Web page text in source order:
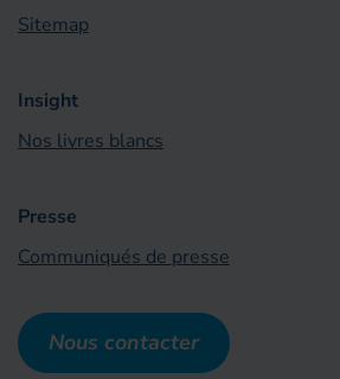
Sitemap
Insight
Nos livres blancs
Presse
Communiqués de presse
Nous contacter